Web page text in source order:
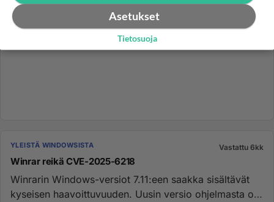
YLEISTÄ WINDOWSISTA Vastattu 6kk
Winrar reikä CVE-2025-6218
Winrarin Windows-versiot 7.11:een saakka sisältävät
kyseisen haavoittuvuuden. Uusin versio ohjelmasta on
Asetukset
Tietosuoja